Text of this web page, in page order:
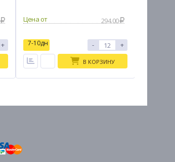
+
294.00
7-10дн - +
В КОРЗИНУ